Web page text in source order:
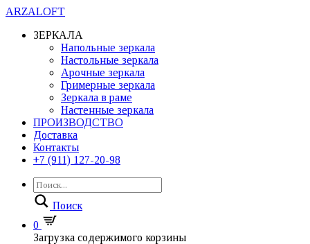
ARZALOFT
ЗЕРКАЛА
Напольные зеркала
Настольные зеркала
Арочные зеркала
Гримерные зеркала
Зеркала в раме
Настенные зеркала
ПРОИЗВОДСТВО
Доставка
Контакты
+7 (911) 127-20-98
Поиск
0
Загрузка содержимого корзины